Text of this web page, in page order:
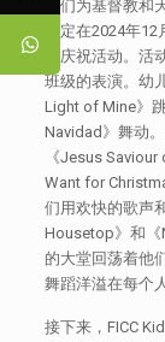
我们为基督教
间定在2024年
的庆祝活动。
班级的表演。幼
Light of Mine》
Navidad》舞动
《Jesus
Want for
们用欢快的歌声
Housetop》和
的大堂回荡着他
舞蹈洋溢在每个
接下来，FICC